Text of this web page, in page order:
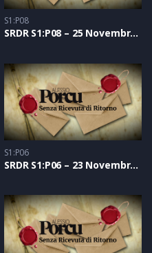
S1:P08
SRDR S1:P08 – 25 Novembre 2020
S1:P06
SRDR S1:P06 – 23 Novembre 2020